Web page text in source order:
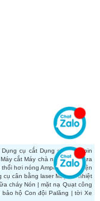
Dụng cụ cắt Dụng cụ dùng pin
Máy cắt Máy chà nhám Máy cưa
thổi hơi nóng Ampe kìm Đo điện
cụ cân bằng laser Máy đo nhiệt
cháy Nón | mặt nạ Quạt công
bảo hộ Con đội Palăng | tời Xe